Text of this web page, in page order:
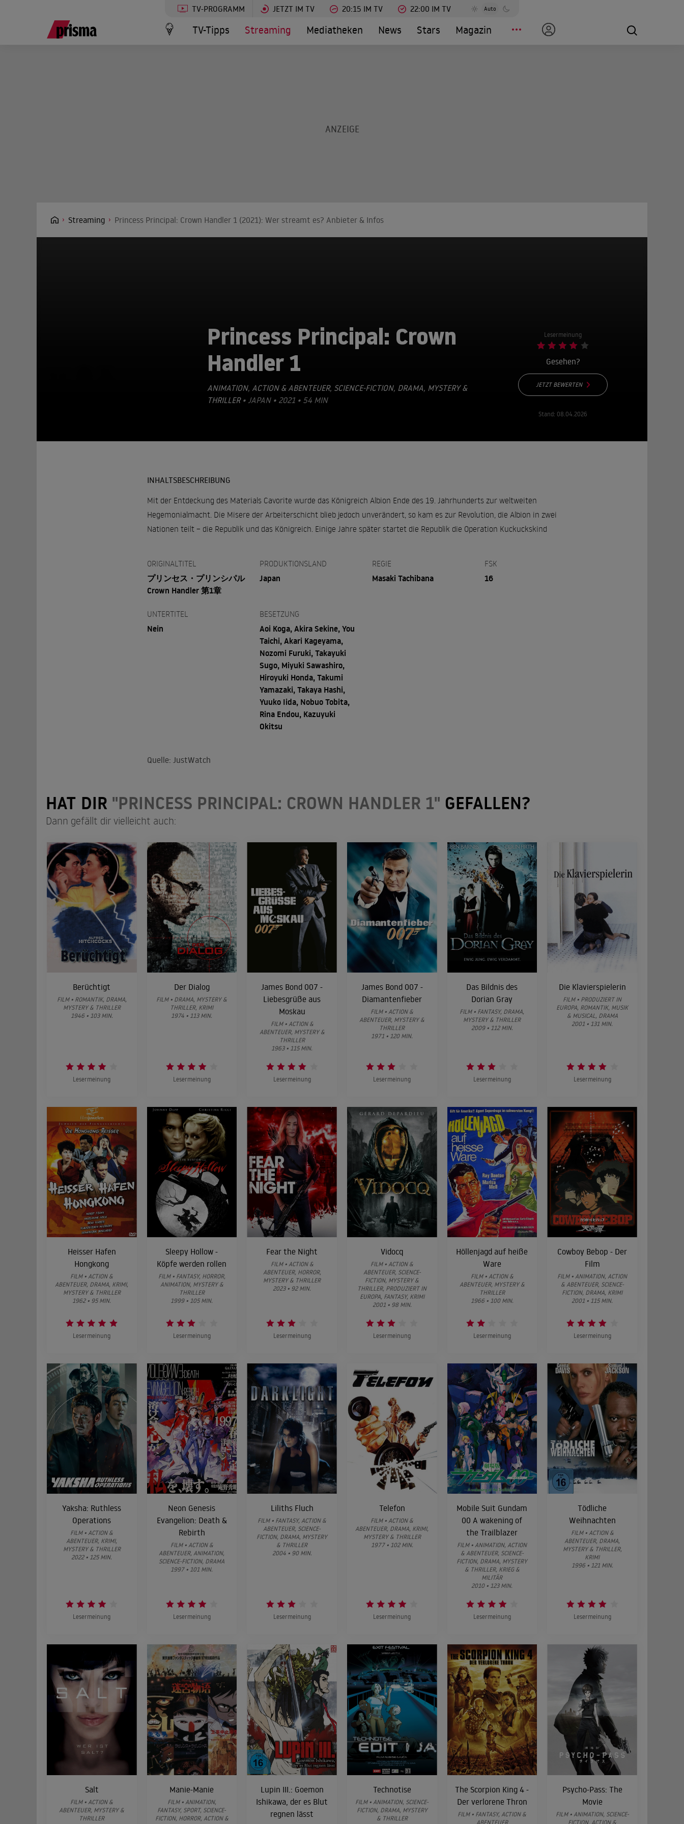
TV-PROGRAMM JETZT IM TV 20:15 IM TV 22:00 IM TV Auto
TV-Tipps Streaming Mediatheken News Stars Magazin
Streaming Princess Principal: Crown Handler 1 (2021): Wer streamt es? Anbieter & Infos
Princess Principal: Crown
Handler 1
ANIMATION, ACTION & ABENTEUER, SCIENCE-FICTION, DRAMA, MYSTERY &
THRILLER• JAPAN • 2021 • 54 MIN
Lesermeinung
Gesehen?
JETZT BEWERTEN
Stand: 08.04.2026
INHALTSBESCHREIBUNG
Mit der Entdeckung des Materials Cavorite wurde das Königreich Albion Ende des 19. Jahrhunderts zur weltweiten
Hegemonialmacht. Die Misere der Arbeiterschicht blieb jedoch unverändert, so kam es zur Revolution, die Albion in zwei
Nationen teilt – die Republik und das Königreich. Einige Jahre später startet die Republik die Operation Kuckuckskind
ORIGINALTITEL
プリンセス・プリンシパル
Crown Handler 第1章
PRODUKTIONSLAND
Japan
REGIE
Masaki Tachibana
FSK
16
UNTERTITEL
Nein
BESETZUNG
Aoi Koga, Akira Sekine, You
Taichi, Akari Kageyama,
Nozomi Furuki, Takayuki
Sugo, Miyuki Sawashiro,
Hiroyuki Honda, Takumi
Yamazaki, Takaya Hashi,
Yuuko Iida, Nobuo Tobita,
Rina Endou, Kazuyuki
Okitsu
Quelle: JustWatch
HAT DIR "PRINCESS PRINCIPAL: CROWN HANDLER 1" GEFALLEN?
Dann gefällt dir vielleicht auch:
Berüchtigt
FILM • ROMANTIK, DRAMA,
MYSTERY & THRILLER
1946 • 103 MIN.
Lesermeinung
Der Dialog
FILM • DRAMA, MYSTERY &
THRILLER, KRIMI
1974 • 113 MIN.
Lesermeinung
James Bond 007 -
Liebesgrüße aus
Moskau
FILM • ACTION &
ABENTEUER, MYSTERY &
THRILLER
1963 • 115 MIN.
Lesermeinung
James Bond 007 -
Diamantenfieber
FILM • ACTION &
ABENTEUER, MYSTERY &
THRILLER
1971 • 120 MIN.
Lesermeinung
Das Bildnis des
Dorian Gray
FILM • FANTASY, DRAMA,
MYSTERY & THRILLER
2009 • 112 MIN.
Lesermeinung
Die Klavierspielerin
FILM • PRODUZIERT IN
EUROPA, ROMANTIK, MUSIK
& MUSICAL, DRAMA
2001 • 131 MIN.
Lesermeinung
Heisser Hafen
Hongkong
FILM • ACTION &
ABENTEUER, DRAMA, KRIMI,
MYSTERY & THRILLER
1962 • 95 MIN.
Lesermeinung
Sleepy Hollow -
Köpfe werden rollen
FILM • FANTASY, HORROR,
ANIMATION, MYSTERY &
THRILLER
1999 • 105 MIN.
Lesermeinung
Fear the Night
FILM • ACTION &
ABENTEUER, HORROR,
MYSTERY & THRILLER
2023 • 92 MIN.
Lesermeinung
Vidocq
FILM • ACTION &
ABENTEUER, SCIENCE-
FICTION, MYSTERY &
THRILLER, PRODUZIERT IN
EUROPA, FANTASY, KRIMI
2001 • 98 MIN.
Lesermeinung
Höllenjagd auf heiße
Ware
FILM • ACTION &
ABENTEUER, MYSTERY &
THRILLER
1966 • 100 MIN.
Lesermeinung
Cowboy Bebop - Der
Film
FILM • ANIMATION, ACTION
& ABENTEUER, SCIENCE-
FICTION, DRAMA, KRIMI
2001 • 115 MIN.
Lesermeinung
Yaksha: Ruthless
Operations
FILM • ACTION &
ABENTEUER, KRIMI,
MYSTERY & THRILLER
2022 • 125 MIN.
Lesermeinung
Neon Genesis
Evangelion: Death &
Rebirth
FILM • ACTION &
ABENTEUER, ANIMATION,
SCIENCE-FICTION, DRAMA
1997 • 101 MIN.
Lesermeinung
Liliths Fluch
FILM • FANTASY, ACTION &
ABENTEUER, SCIENCE-
FICTION, DRAMA, MYSTERY
& THRILLER
2004 • 90 MIN.
Lesermeinung
Telefon
FILM • ACTION &
ABENTEUER, DRAMA, KRIMI,
MYSTERY & THRILLER
1977 • 102 MIN.
Lesermeinung
Mobile Suit Gundam
00 A wakening of
the Trailblazer
FILM • ANIMATION, ACTION
& ABENTEUER, SCIENCE-
FICTION, DRAMA, MYSTERY
& THRILLER, KRIEG &
MILITÄR
2010 • 123 MIN.
Lesermeinung
Tödliche
Weihnachten
FILM • ACTION &
ABENTEUER, DRAMA,
MYSTERY & THRILLER,
KRIMI
1996 • 121 MIN.
Lesermeinung
Salt
FILM • ACTION &
ABENTEUER, MYSTERY &
THRILLER
Manie-Manie
FILM • ANIMATION,
FANTASY, SPORT, SCIENCE-
FICTION, HORROR, ACTION &
Lupin III.: Goemon
Ishikawa, der es Blut
regnen lässt
Technotise
FILM • ANIMATION, SCIENCE-
FICTION, DRAMA, MYSTERY
& THRILLER
The Scorpion King 4 -
Der verlorene Thron
FILM • FANTASY, ACTION &
ABENTEUER
Psycho-Pass: The
Movie
FILM • ANIMATION, SCIENCE-
FICTION, ACTION &